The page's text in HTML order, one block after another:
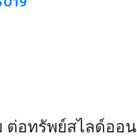
ต่อทรัพย์สไลด์ออน